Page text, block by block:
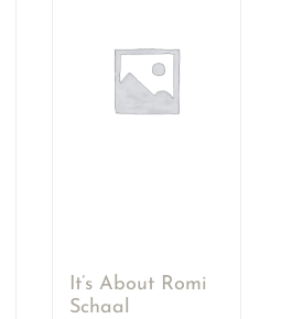
It’s About Romi
Schaal